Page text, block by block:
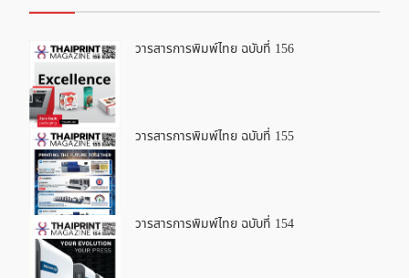
วารสารการพิมพ์ไทย ฉบับที่ 156
วารสารการพิมพ์ไทย ฉบับที่ 155
วารสารการพิมพ์ไทย ฉบับที่ 154